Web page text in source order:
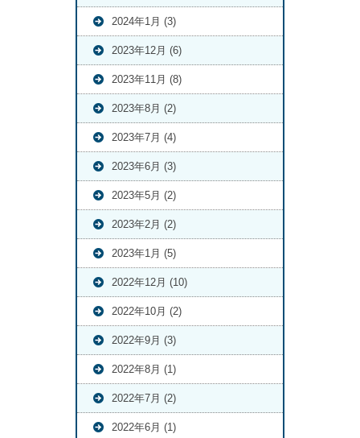
2024年1月 (3)
2023年12月 (6)
2023年11月 (8)
2023年8月 (2)
2023年7月 (4)
2023年6月 (3)
2023年5月 (2)
2023年2月 (2)
2023年1月 (5)
2022年12月 (10)
2022年10月 (2)
2022年9月 (3)
2022年8月 (1)
2022年7月 (2)
2022年6月 (1)